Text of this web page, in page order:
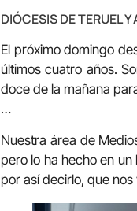
DIÓCESIS DE TERUEL
El próximo domingo
últimos cuatro años.
doce de la mañana
…
Nuestra área de
pero lo ha hecho en
por así decirlo, que